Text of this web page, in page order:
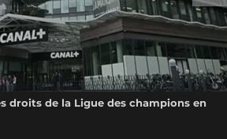
droits de la Ligue des champions en